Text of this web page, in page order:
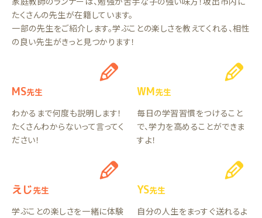
たくさんの先生が在籍しています。
一部の先生をご紹介します。学ぶことの楽しさを教えてくれる、相性
の良い先生がきっと見つかります！
MS先生
わかるまで何度も説明します！
たくさんわからないって言ってく
ださい！
WM先生
毎日の学習習慣をつけること
で、学力を高めることができま
すよ！
えじ先生
学ぶことの楽しさを一緒に体験
YS先生
自分の人生をまっすぐ送れるよ